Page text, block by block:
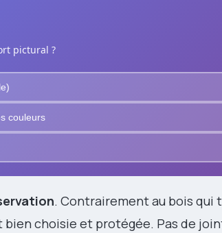
pictural ?
couleurs
. Contrairement au bois qui
choisie et protégée. Pas de